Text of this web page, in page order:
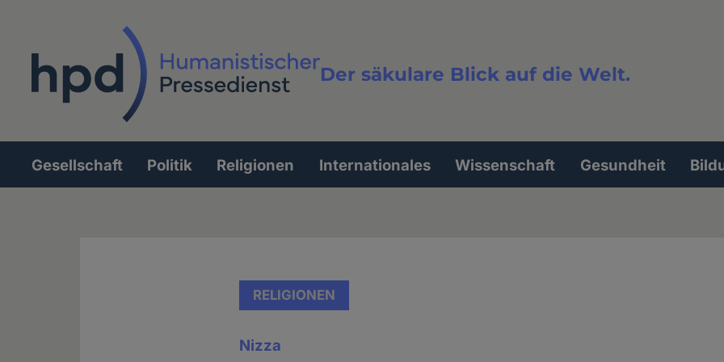
Der säkulare Blick auf die Welt.
Volltextsuche
Hauptnavigation
Gesellschaft Politik Religionen Internationales Wissenschaft Gesundheit
RELIGIONEN
Nizza